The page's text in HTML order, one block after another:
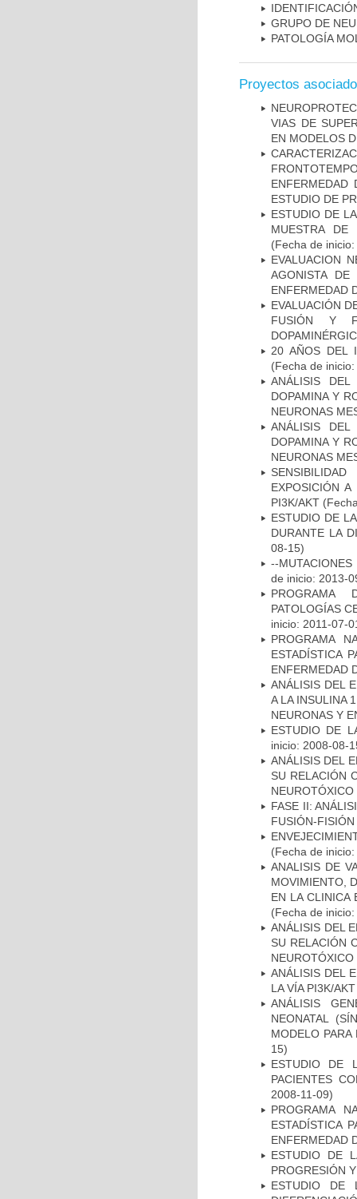
GRUPO DE
PATOLOGÍA
Proyectos
VIAS DE
EN MODELOS
ENFERMEDAD
ESTUDIO DE
ESTUDIO DE
MUESTRA DE
(Fecha de
EVALUACION
AGONISTA
ENFERMEDAD
EVALUACIÓN
FUSIÓN Y
20 AÑOS DEL
(Fecha de
ANÁLISIS
DOPAMINA Y
NEURONAS
ANÁLISIS
DOPAMINA Y
NEURONAS
EXPOSICIÓN
PI3K/AKT
ESTUDIO DE
DURANTE LA
08-15)
--
de inicio: 2013-
PROGRAMA
PATOLOGÍAS
inicio: 2011-07-
PROGRAMA
ESTADÍSTICA
ENFERMEDAD
ANÁLISIS DEL
A LA INSULINA
NEURONAS Y
ESTUDIO DE
inicio: 2008-08-
ANÁLISIS DEL
SU RELACIÓN
NEUROTÓXICO
FASE II:
FUSIÓN-
(Fecha de
ANALISIS DE
MOVIMIENTO,
EN LA CLINICA
(Fecha de
ANÁLISIS DEL
SU RELACIÓN
NEUROTÓXICO
ANÁLISIS DEL
LA VÍA PI3K/
ANÁLISIS
NEONATAL
MODELO
15)
ESTUDIO DE
PACIENTES
2008-11-09)
PROGRAMA
ESTADÍSTICA
ENFERMEDAD
ESTUDIO DE
PROGRESIÓN
ESTUDIO DE